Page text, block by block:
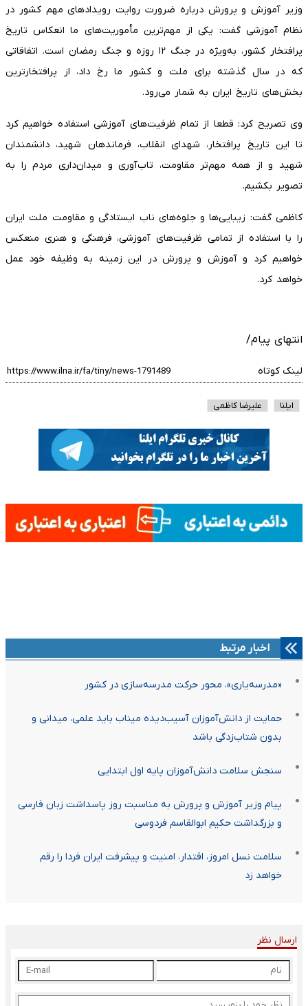
وزیر آموزش و پرورش درباره ضرورت روایت رویدادهای مهم کشور در
نظام آموزشی گفت: یکی از مهم‌ترین مأموریت‌های ما انعکاس تاریخ
پرافتخار کشور، به‌ویژه در جنگ ۱۲ روزه و جنگ رمضان است. اتفاقاتی
که در سال گذشته برای ملت و کشور ما رخ داد، از پرافتخارترین
بخش‌های تاریخ ایران به شمار می‌رود.
وی تصریح کرد: قطعا از تمام ظرفیت‌های آموزشی استفاده خواهیم کرد
تا این تاریخ پرافتخار، شهدای انقلاب، فرماندهان شهید، دانشمندان
شهید و از همه مهم‌تر مقاومت، تاب‌آوری و میدان‌داری مردم را به
تصویر بکشیم.
کاظمی گفت: زیبایی‌ها و جلوه‌های ناب ایستادگی و مقاومت ملت ایران
را با استفاده از تمامی ظرفیت‌های آموزشی، فرهنگی و هنری منعکس
خواهیم کرد و آموزش و پرورش در این زمینه به وظیفه خود عمل
خواهد کرد.
انتهای پیام/
لینک کوتاه
ایلنا علیرضا کاظمی
اخبار مرتبط
«مدرسه‌یاری»، محور حرکت مدرسه‌سازی در کشور
حمایت از دانش‌آموزان آسیب‌دیده میناب باید علمی، میدانی و
بدون شتاب‌زدگی باشد
سنجش سلامت دانش‌آموزان پایه اول ابتدایی
پیام وزیر آموزش و پرورش به مناسبت روز پاسداشت زبان فارسی
و بزرگداشت حکیم ابوالقاسم فردوسی
سلامت نسل امروز، اقتدار، امنیت و پیشرفت ایران فردا را رقم
خواهد زد
ارسال نظر